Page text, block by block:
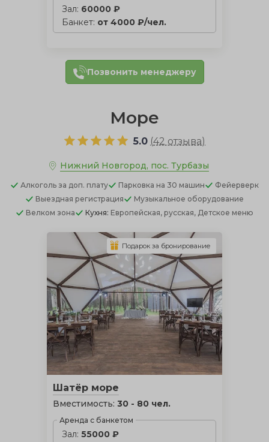
Зал: 60000 ₽
Банкет: от 4000 ₽/чел.
Позвонить менеджеру
Море
5.0 (42 отзыва)
Нижний Новгород, пос. Турбазы
Алкоголь за доп. плату Парковка на 30 машин
Фейерверк
Выездная регистрация
Музыкальное оборудование
Велком зона
Кухня: Европейская, русская, Детское меню
Шатёр море
Вместимость: 30 - 80 чел.
Аренда с банкетом
Зал: 55000 ₽
Подарок за бронирование